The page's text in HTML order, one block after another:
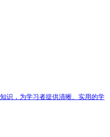
识，为学习者提供清晰、实用的学